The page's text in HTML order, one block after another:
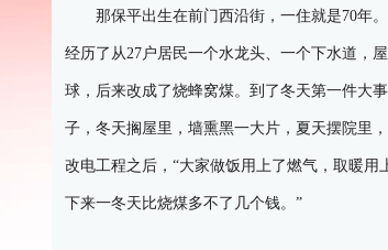
那保平出生在前门西沿街，一住就是70年。
经历了从27户居民一个水龙头、一个下水道，
球，后来改成了烧蜂窝煤。到了冬天第一件大
子，冬天搁屋里，墙熏黑一大片，夏天摆院里
改电工程之后，“大家做饭用上了燃气，取暖
下来一冬天比烧煤多不了几个钱。”